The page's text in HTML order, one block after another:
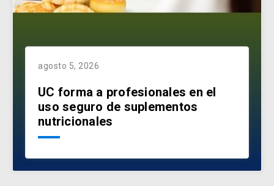
agosto 5, 2026
UC forma a profesionales en el
uso seguro de suplementos
nutricionales